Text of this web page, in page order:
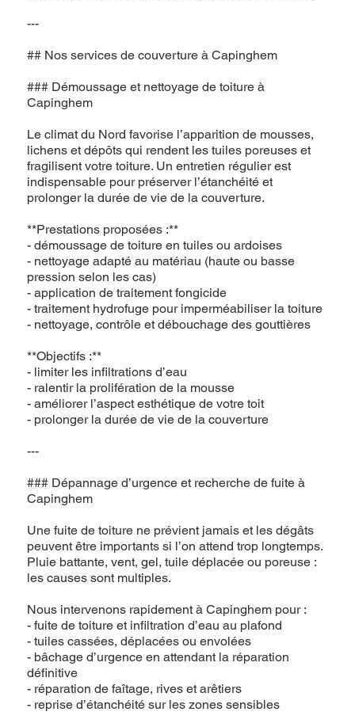
---
## Nos services de couverture à Capinghem
### Démoussage et nettoyage de toiture à
Capinghem
Le climat du Nord favorise l’apparition de mousses,
lichens et dépôts qui rendent les tuiles poreuses et
fragilisent votre toiture. Un entretien régulier est
indispensable pour préserver l’étanchéité et
prolonger la durée de vie de la couverture.
**Prestations proposées :**
- démoussage de toiture en tuiles ou ardoises
- nettoyage adapté au matériau (haute ou basse
pression selon les cas)
- application de traitement fongicide
- traitement hydrofuge pour imperméabiliser la toiture
- nettoyage, contrôle et débouchage des gouttières
**Objectifs :**
- limiter les infiltrations d’eau
- ralentir la prolifération de la mousse
- améliorer l’aspect esthétique de votre toit
- prolonger la durée de vie de la couverture
---
### Dépannage d’urgence et recherche de fuite à
Capinghem
Une fuite de toiture ne prévient jamais et les dégâts
peuvent être importants si l’on attend trop longtemps.
Pluie battante, vent, gel, tuile déplacée ou poreuse :
les causes sont multiples.
Nous intervenons rapidement à Capinghem pour :
- fuite de toiture et infiltration d’eau au plafond
- tuiles cassées, déplacées ou envolées
- bâchage d’urgence en attendant la réparation
définitive
- réparation de faîtage, rives et arêtiers
- reprise d’étanchéité sur les zones sensibles